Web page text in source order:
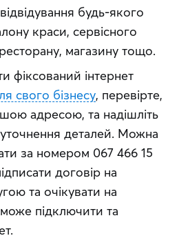
будь-якого
краси, сервісного
магазину тощо.
фіксований інтернет
свого бізнесу, перевірте,
деталей. Можна
за номером 067 466 15
договір на
та очікувати на
підключити та